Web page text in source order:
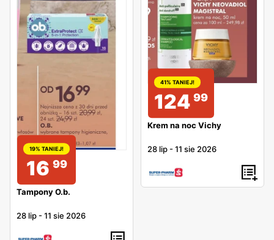
19% TANIEJ!
16 99
Tampony O.b.
28 lip -11 sie 2026
41% TANIEJ!
124 99
Krem na noc Vichy
28 lip -11 sie 2026